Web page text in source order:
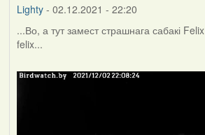
Lighty- 02.12.2021 - 22:20
...Во, а тут замест страшнага сабакі Felix
felix...